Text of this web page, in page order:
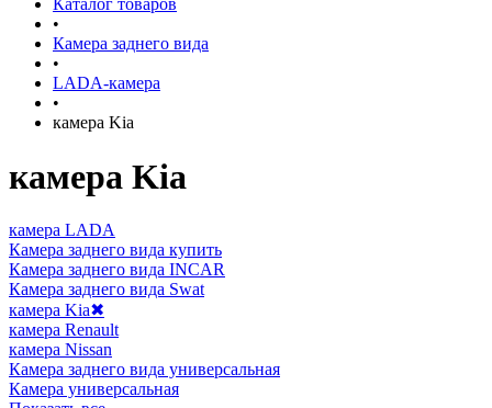
Каталог товаров
•
Камера заднего вида
•
LADA-камера
•
камера Kia
камера Kia
камера LADA
Камера заднего вида купить
Камера заднего вида INCAR
Камера заднего вида Swat
камера Kia✖
камера Renault
камера Nissan
Камера заднего вида универсальная
Камера универсальная